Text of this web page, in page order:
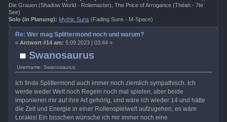
Die Grauen (Shadow World - Rolemaster), The Price of Arrogance (Théah - 7te
See)
Solo (in Planung): Mythic Suns (Fading Suns - M-Space)
Swanosaurus
Username: Swanosaurus
Re: Wer mag Splittermond noch und warum?
« Antwort #14 am: 5.09.2023 | 03:44 »
Ich finde Splittermond auch immer noch ziemlich sympathisch. Ich
werde weder Welt noch Regeln noch mal spielen, aber beide
imponieren mir auf ihre Art gehörig, und wäre ich wieder 14 und hätte
die Zeit und Energie in einer Rollenspielwelt aufzugehen, es wäre
Lorakis! Ein bisschen wünsche ich mir immer noch eine